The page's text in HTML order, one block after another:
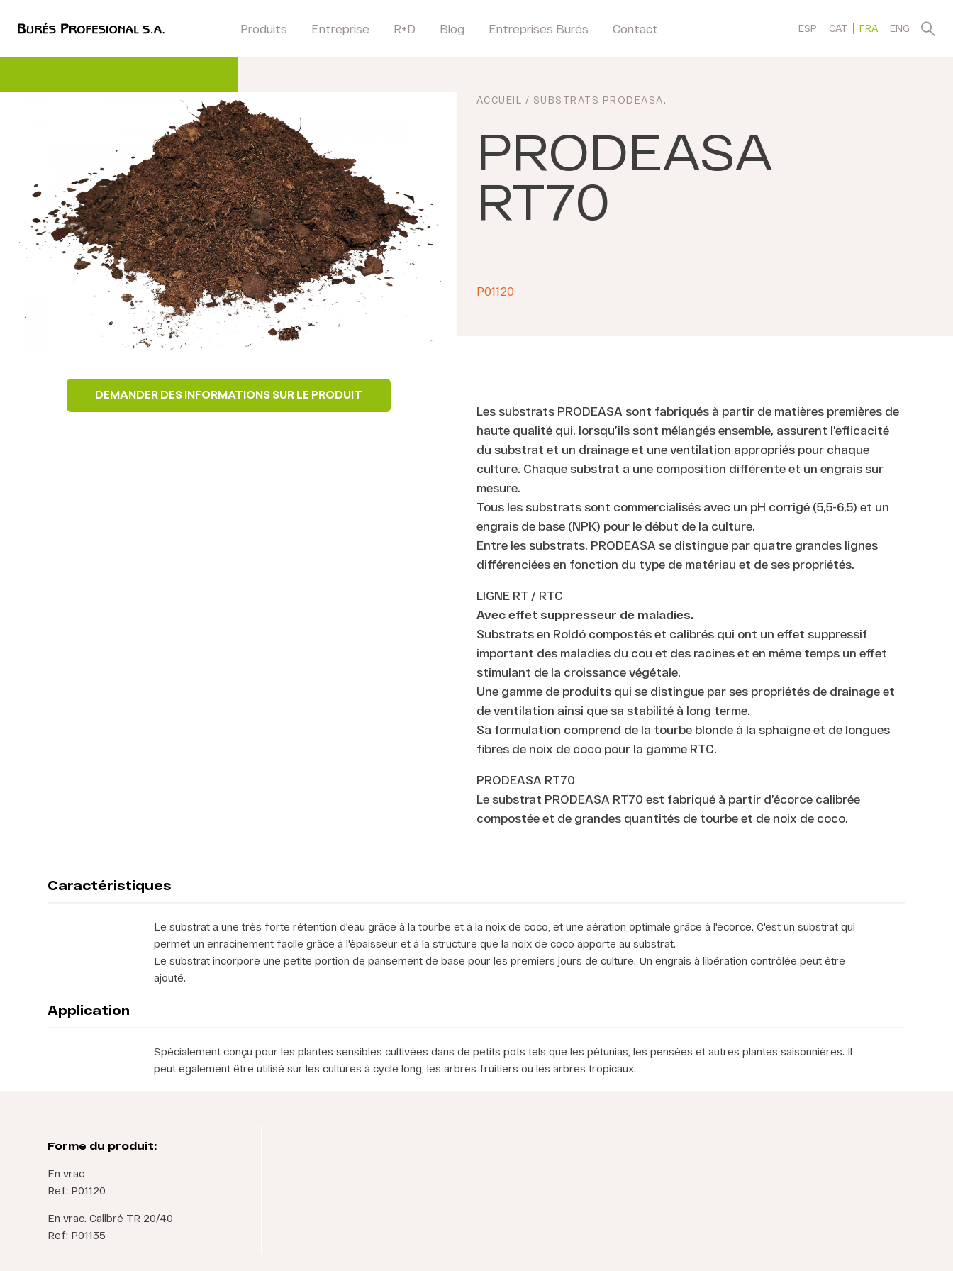
Produits Entreprise R+D Blog Entreprises Burés Contact ESP CAT FRA ENG
DEMANDER DES INFORMATIONS SUR LE PRODUIT
ACCUEIL / SUBSTRATS PRODEASA.
PRODEASA
RT70
P01120
Les substrats PRODEASA sont fabriqués à partir de matières premières de
haute qualité qui, lorsqu’ils sont mélangés ensemble, assurent l’efficacité
du substrat et un drainage et une ventilation appropriés pour chaque
culture. Chaque substrat a une composition différente et un engrais sur
mesure.
Tous les substrats sont commercialisés avec un pH corrigé (5,5-6,5) et un
engrais de base (NPK) pour le début de la culture.
Entre les substrats, PRODEASA se distingue par quatre grandes lignes
différenciées en fonction du type de matériau et de ses propriétés.
LIGNE RT / RTC
Avec effet suppresseur de maladies.
Substrats en Roldó compostés et calibrés qui ont un effet suppressif
important des maladies du cou et des racines et en même temps un effet
stimulant de la croissance végétale.
Une gamme de produits qui se distingue par ses propriétés de drainage et
de ventilation ainsi que sa stabilité à long terme.
Sa formulation comprend de la tourbe blonde à la sphaigne et de longues
fibres de noix de coco pour la gamme RTC.
PRODEASA RT70
Le substrat PRODEASA RT70 est fabriqué à partir d’écorce calibrée
compostée et de grandes quantités de tourbe et de noix de coco.
Caractéristiques
Le substrat a une très forte rétention d'eau grâce à la tourbe et à la noix de coco, et une aération optimale grâce à l'écorce. C'est un substrat qui
permet un enracinement facile grâce à l'épaisseur et à la structure que la noix de coco apporte au substrat.
Le substrat incorpore une petite portion de pansement de base pour les premiers jours de culture. Un engrais à libération contrôlée peut être
ajouté.
Application
Spécialement conçu pour les plantes sensibles cultivées dans de petits pots tels que les pétunias, les pensées et autres plantes saisonnières. Il
peut également être utilisé sur les cultures à cycle long, les arbres fruitiers ou les arbres tropicaux.
Forme du produit:
En vrac
Ref: P01120
En vrac. Calibré TR 20/40
Ref: P01135